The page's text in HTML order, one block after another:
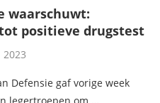
waarschuwt:
positieve drugstest
Defensie gaf vorige week